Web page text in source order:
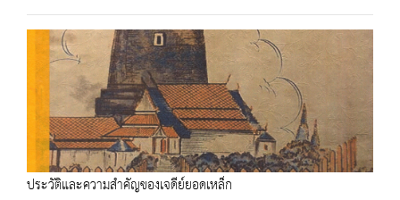
ประวัติและความสำคัญของเจดีย์ยอดเหล็ก